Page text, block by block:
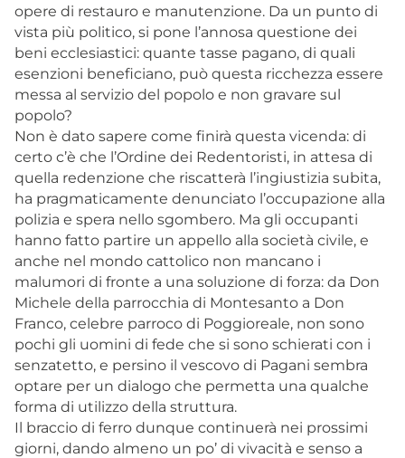
opere di restauro e manutenzione. Da un punto di
vista più politico, si pone l’annosa questione dei
beni ecclesiastici: quante tasse pagano, di quali
esenzioni beneficiano, può questa ricchezza essere
messa al servizio del popolo e non gravare sul
popolo?
Non è dato sapere come finirà questa vicenda: di
certo c’è che l’Ordine dei Redentoristi, in attesa di
quella redenzione che riscatterà l’ingiustizia subita,
ha pragmaticamente denunciato l’occupazione alla
polizia e spera nello sgombero. Ma gli occupanti
hanno fatto partire un appello alla società civile, e
anche nel mondo cattolico non mancano i
malumori di fronte a una soluzione di forza: da Don
Michele della parrocchia di Montesanto a Don
Franco, celebre parroco di Poggioreale, non sono
pochi gli uomini di fede che si sono schierati con i
senzatetto, e persino il vescovo di Pagani sembra
optare per un dialogo che permetta una qualche
forma di utilizzo della struttura.
Il braccio di ferro dunque continuerà nei prossimi
giorni, dando almeno un po’ di vivacità e senso a